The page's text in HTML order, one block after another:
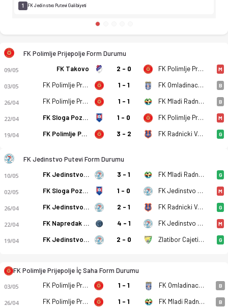
FK Polimlje Prijepolje - FK Jedinstvo Putevi 2-4 bitti. Gol
1 FK Jedinstvo Putevi Galibiyeti
FK Polimlje Prijepolje Form Durumu
09/05 FK Takovo 2 - 0 FK Polimlje Prijepolje M
03/05 FK Polimlje Prijepolje 1 - 1 FK Omladinac Zablace B
26/04 FK Polimlje Prijepolje 1 - 1 FK Mladi Radnik 1940 Radinac B
22/04 FK Sloga Pozega 1 - 0 FK Polimlje Prijepolje M
19/04 FK Polimlje Prijepolje 3 - 2 FK Radnicki Valjevo G
FK Jedinstvo Putevi Form Durumu
10/05 FK Jedinstvo Putevi 3 - 1 FK Mladi Radnik 1940 Radinac G
02/05 FK Sloga Pozega 1 - 0 FK Jedinstvo Putevi M
26/04 FK Jedinstvo Putevi 2 - 1 FK Radnicki Valjevo G
22/04 FK Napredak Markovac 4 - 1 FK Jedinstvo Putevi M
19/04 FK Jedinstvo Putevi 2 - 0 Zlatibor Cajetina G
FK Polimlje Prijepolje İç Saha Form Durumu
03/05 FK Polimlje Prijepolje 1 - 1 FK Omladinac Zablace B
26/04 FK Polimlje Prijepolje 1 - 1 FK Mladi Radnik 1940 Radinac B